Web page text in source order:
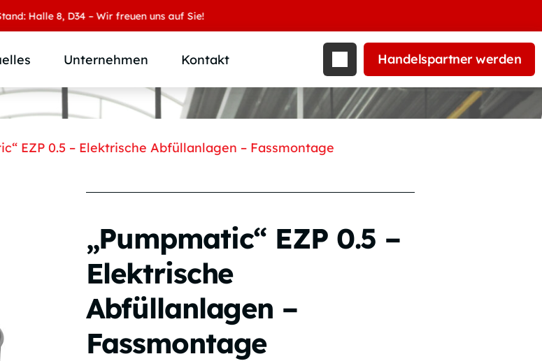
8, D34 – Wir freuen uns auf Sie!
Produktübersicht
Produktkategorie
Branchen und Märkte
Unternehmen
Wer wir sind
SAMOA Gruppe
Downloads
Kontakt Handelspartner werden
EZP 0.5 – Elektrische Abfüllanlagen – Fassmontage
„Pumpmatic“ EZP 0.5 –
Elektrische
Abfüllanlagen –
Fassmontage